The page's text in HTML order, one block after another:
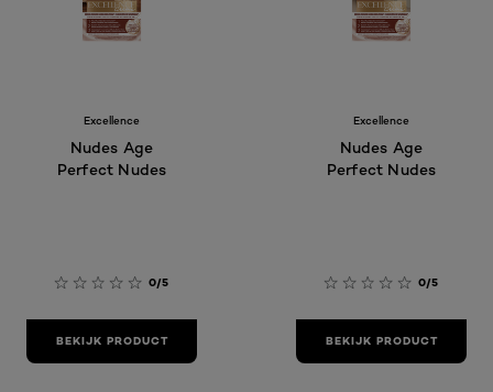
Excellence
Nudes Age
Perfect Nudes
0/5
BEKIJK PRODUCT
Excellence
Nudes Age
Perfect Nudes
0/5
BEKIJK PRODUCT